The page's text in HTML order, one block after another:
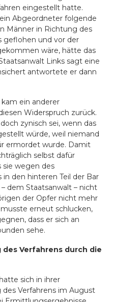
eingestellt hatte.
Abgeordneter folgende
Männer in Richtung des
geflohen und vor der
wäre, hätte das
Links sagt eine
antwortete er dann
ein anderer
Widerspruch zurück.
zynisch sei, wenn das
würde, weil niemand
ermordet wurde. Damit
selbst dafür
sie wegen des
den hinteren Teil der Bar
dem Staatsanwalt – nicht
der Opfer nicht mehr
erneut schlucken,
dass er sich an
sehe.
Verfahrens durch die
sich in ihrer
Verfahrens im August